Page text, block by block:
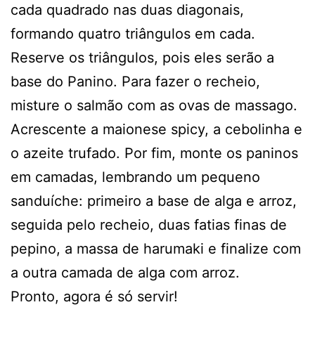
cada quadrado nas duas diagonais,
formando quatro triângulos em cada.
Reserve os triângulos, pois eles serão a
base do Panino. Para fazer o recheio,
misture o salmão com as ovas de massago.
Acrescente a maionese spicy, a cebolinha e
o azeite trufado. Por fim, monte os paninos
em camadas, lembrando um pequeno
sanduíche: primeiro a base de alga e arroz,
seguida pelo recheio, duas fatias finas de
pepino, a massa de harumaki e finalize com
a outra camada de alga com arroz.
Pronto, agora é só servir!